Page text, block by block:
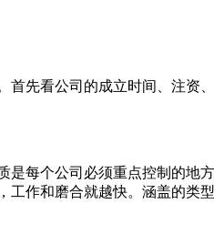
看公司的成立时间、注资
个公司必须重点控制的地
作和磨合就越快。涵盖的类